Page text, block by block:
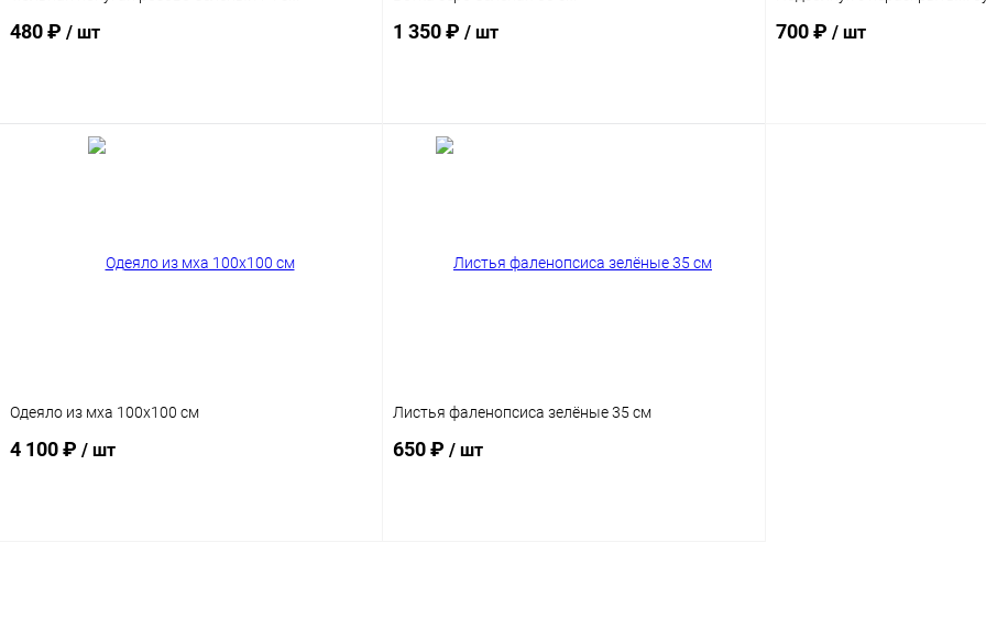
480 ₽ / шт
В корзину
1 350 ₽ / шт
В корзину
700 ₽ / шт
Одеяло из мха 100x100 см
4 100 ₽ / шт
Листья фаленопсиса зелёные 35 см
650 ₽ / шт